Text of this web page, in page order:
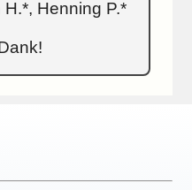
Henning P.*